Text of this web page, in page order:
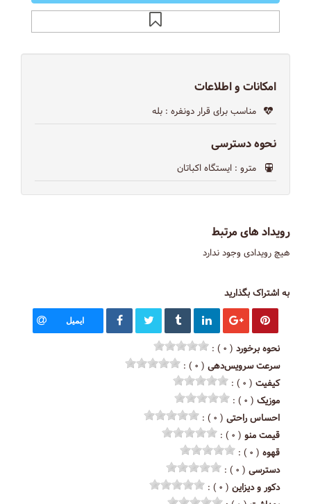
امکانات و اطلاعات
مناسب برای قرار دونفره : بله
نحوه دسترسی
مترو : ایستگاه اکباتان
رویداد های مرتبط
هیچ رویدادی وجود ندارد
به اشتراک بگذارید
ایمیل
نحوه برخورد ( ۰ ) :
سرعت سرویس‌دهی ( ۰ ) :
کیفیت ( ۰ ) :
موزیک ( ۰ ) :
احساس راحتی ( ۰ ) :
قیمت منو ( ۰ ) :
قهوه ( ۰ ) :
دسترسی ( ۰ ) :
دکور و دیزاین ( ۰ ) :